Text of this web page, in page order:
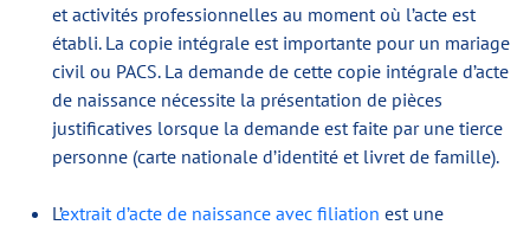
et activités professionnelles au moment où l’acte est
établi. La copie intégrale est importante pour un mariage
civil ou PACS. La demande de cette copie intégrale d’acte
de naissance nécessite la présentation de pièces
justificatives lorsque la demande est faite par une tierce
personne (carte nationale d’identité et livret de famille).
L’extrait d’acte de naissance avec filiation est une